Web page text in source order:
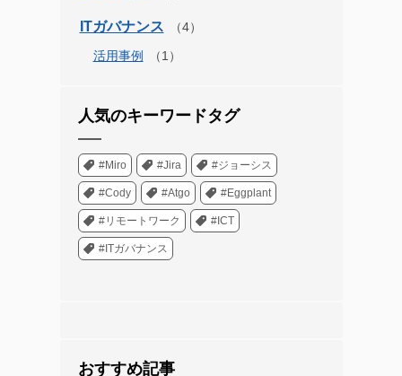
ITガバナンス
活用事例
人気のキーワードタグ
#Miro #Jira #ジョーシス
#Cody #Atgo #Eggplant
#リモートワーク #ICT
#ITガバナンス
おすすめ記事